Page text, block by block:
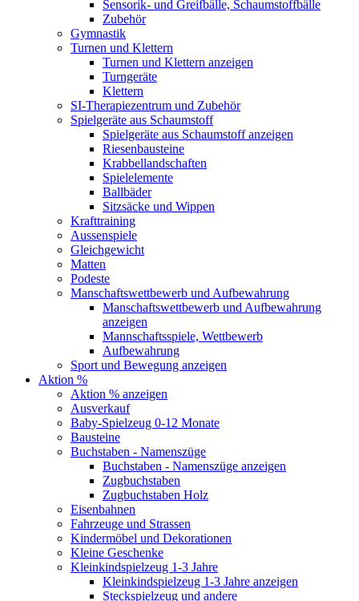
Sensorik- und Greifbälle, Schaumstoffbälle
Zubehör
Gymnastik
Turnen und Klettern
Turnen und Klettern anzeigen
Turngeräte
Klettern
SI-Therapiezentrum und Zubehör
Spielgeräte aus Schaumstoff
Spielgeräte aus Schaumstoff anzeigen
Riesenbausteine
Krabbellandschaften
Spielelemente
Ballbäder
Sitzsäcke und Wippen
Krafttraining
Aussenspiele
Gleichgewicht
Matten
Podeste
Manschaftswettbewerb und Aufbewahrung
Manschaftswettbewerb und Aufbewahrung
anzeigen
Mannschaftsspiele, Wettbewerb
Aufbewahrung
Sport und Bewegung anzeigen
Aktion %
Aktion % anzeigen
Ausverkauf
Baby-Spielzeug 0-12 Monate
Bausteine
Buchstaben - Namenszüge
Buchstaben - Namenszüge anzeigen
Zugbuchstaben
Zugbuchstaben Holz
Eisenbahnen
Fahrzeuge und Strassen
Kindermöbel und Dekorationen
Kleine Geschenke
Kleinkindspielzeug 1-3 Jahre
Kleinkindspielzeug 1-3 Jahre anzeigen
Steckspielzeug und andere